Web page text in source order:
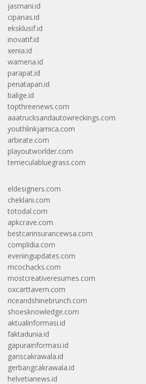
jasmani.id
cipanas.id
eksklusif.id
inovatif.id
xenia.id
wamena.id
parapat.id
penatapan.id
balige.id
topthreenews.com
aaatrucksandautowreckings.com
youthlinkjamica.com
arbirate.com
playoutworlder.com
temeculabluegrass.com
eldesigners.com
cheklani.com
totodal.com
apkcrave.com
bestcarinsurancewsa.com
complidia.com
eveningupdates.com
mcochacks.com
mostcreativeresumes.com
oxcarttavern.com
riceandshinebrunch.com
shoesknowledge.com
aktualinformasi.id
faktadunia.id
gapurainformasi.id
gariscakrawala.id
gerbangcakrawala.id
helvetianews.id